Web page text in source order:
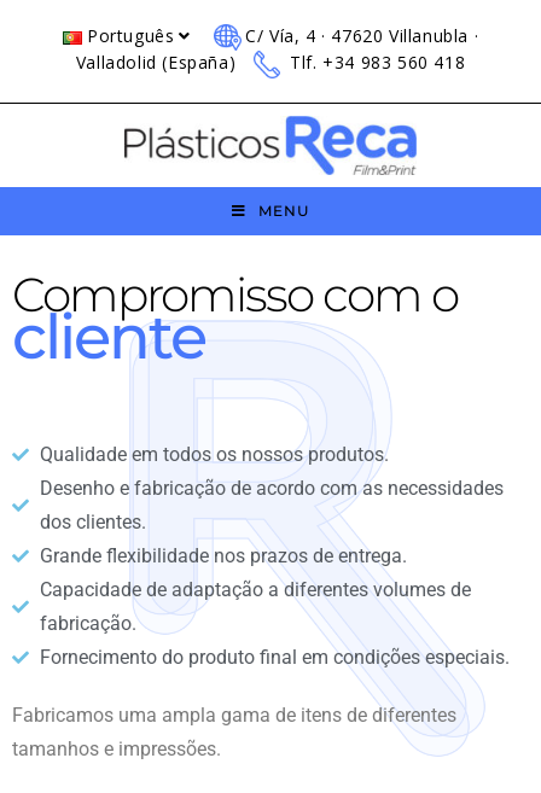
Português
C/ Vía, 4 · 47620 Villanubla ·
Valladolid (España)
Tlf. +34 983 560 418
MENU
Compromisso com o
cliente
Qualidade em todos os nossos produtos.
Desenho e fabricação de acordo com as necessidades
dos clientes.
Grande flexibilidade nos prazos de entrega.
Capacidade de adaptação a diferentes volumes de
fabricação.
Fornecimento do produto final em condições especiais.
Fabricamos uma ampla gama de itens de diferentes
tamanhos e impressões.